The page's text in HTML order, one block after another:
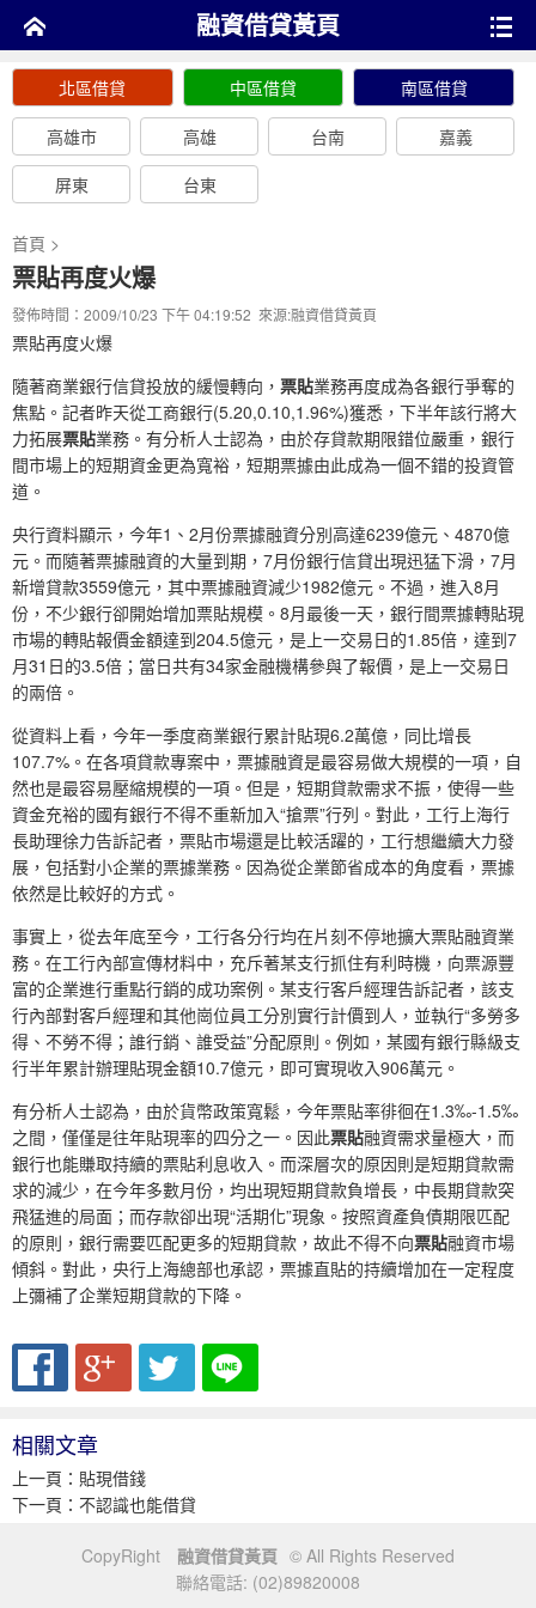
融資借貸黃頁
北區借貸 中區借貸 南區借貸
高雄市 高雄 台南
嘉義
屏東
台東
首頁 >
票貼再度火爆
發佈時間：2009/10/23 下午 04:19:52 來源:融資借貸黃頁
票貼再度火爆
隨著商業銀行信貸投放的緩慢轉向， 票貼業務再度成為各銀行爭奪的
焦點。記者昨天從工商銀行(5.20,0.10,1.96%)獲悉，下半年該行將大
力拓展票貼業務。有分析人士認為，由於存貸款期限錯位嚴重，銀行
間市場上的短期資金更為寬裕，短期票據由此成為一個不錯的投資管
道。
央行資料顯示，今年1、2月份票據融資分別高達6239億元、4870億
元。而隨著票據融資的大量到期，7月份銀行信貸出現迅猛下滑，7月
新增貸款3559億元，其中票據融資減少1982億元。不過，進入8月
份，不少銀行卻開始增加票貼規模。8月最後一天，銀行間票據轉貼現
市場的轉貼報價金額達到204.5億元，是上一交易日的1.85倍，達到7
月31日的3.5倍；當日共有34家金融機構參與了報價，是上一交易日
的兩倍。
從資料上看，今年一季度商業銀行累計貼現6.2萬億，同比增長
107.7%。在各項貸款專案中，票據融資是最容易做大規模的一項，自
然也是最容易壓縮規模的一項。但是，短期貸款需求不振，使得一些
資金充裕的國有銀行不得不重新加入“搶票”行列。對此，工行上海行
長助理徐力告訴記者，票貼市場還是比較活躍的，工行想繼續大力發
展，包括對小企業的票據業務。因為從企業節省成本的角度看，票據
依然是比較好的方式。
事實上，從去年底至今，工行各分行均在片刻不停地擴大票貼融資業
務。在工行內部宣傳材料中，充斥著某支行抓住有利時機，向票源豐
富的企業進行重點行銷的成功案例。某支行客戶經理告訴記者，該支
行內部對客戶經理和其他崗位員工分別實行計價到人，並執行“多勞多
得、不勞不得；誰行銷、誰受益”分配原則。例如，某國有銀行縣級支
行半年累計辦理貼現金額10.7億元，即可實現收入906萬元。
有分析人士認為，由於貨幣政策寬鬆，今年票貼率徘徊在1.3‰-1.5‰
之間，僅僅是往年貼現率的四分之一。因此票貼融資需求量極大，而
銀行也能賺取持續的票貼利息收入。而深層次的原因則是短期貸款需
求的減少，在今年多數月份，均出現短期貸款負增長，中長期貸款突
飛猛進的局面；而存款卻出現“活期化”現象。按照資產負債期限匹配
的原則，銀行需要匹配更多的短期貸款，故此不得不向票貼融資市場
傾斜。對此，央行上海總部也承認，票據直貼的持續增加在一定程度
上彌補了企業短期貸款的下降。
相關文章
上一頁： 貼現借錢
下一頁： 不認識也能借貸
CopyRight 融資借貸黃頁 © All Rights Reserved
聯絡電話: (02)89820008